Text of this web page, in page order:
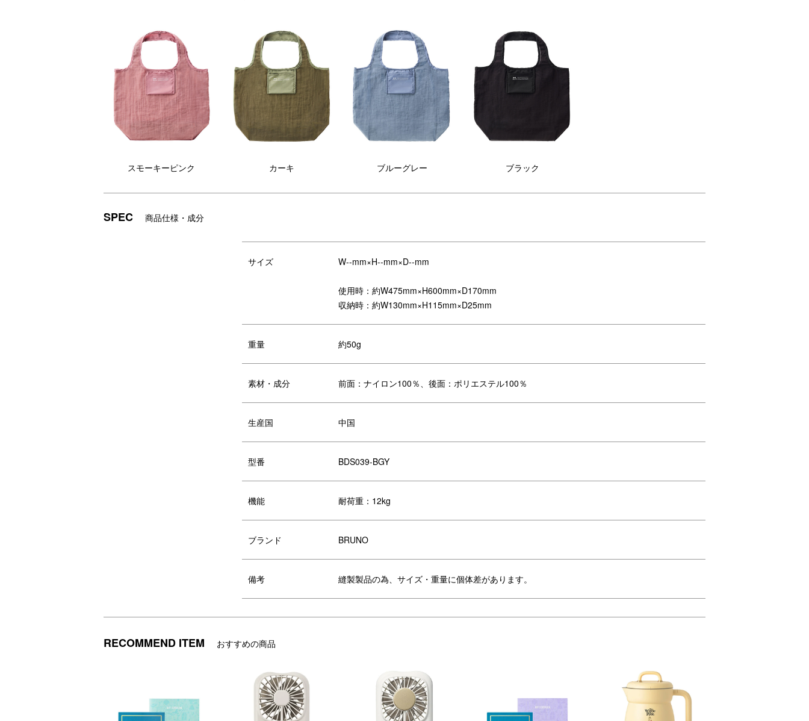
DETAIL 商品詳細
プ、背面はポリエステル素材の異なる
生地にて切り替えしたデザイン。
バッグを折り終えたら、タグの中へ収
ち歩けます。
ポケッタブルエコバッグ S
スモーキーピンク カーキ ブルーグレー ブラック
SPEC 商品仕様・成分
サイズ W--mm×H--mm×D--mm
使用時：約W475mm×H600mm×D170mm
収納時：約W130mm×H115mm×D25mm
重量 約50g
素材・成分 前面：ナイロン100％、後面：ポリエステル100％
生産国 中国
型番 BDS039-BGY
機能 耐荷重：12kg
ブランド BRUNO
備考 縫製製品の為、サイズ・重量に個体差があります。
RECOMMEND ITEM おすすめの商品